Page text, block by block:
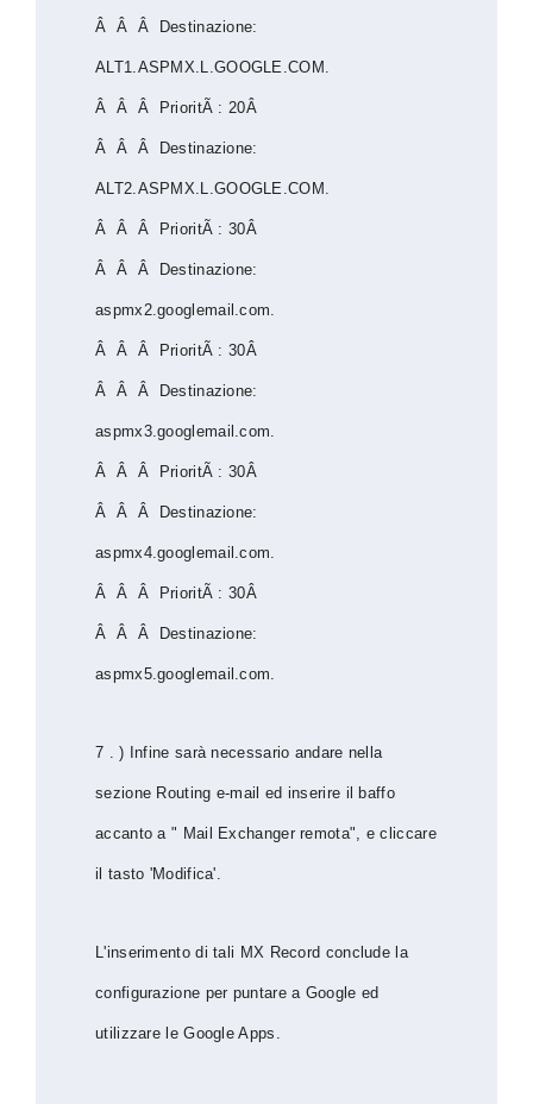
Â Â Â Destinazione:
ALT1.ASPMX.L.GOOGLE.COM.
Â Â Â PrioritÃ : 20Â
Â Â Â Destinazione:
ALT2.ASPMX.L.GOOGLE.COM.
Â Â Â PrioritÃ : 30Â
Â Â Â Destinazione:
aspmx2.googlemail.com.
Â Â Â PrioritÃ : 30Â
Â Â Â Destinazione:
aspmx3.googlemail.com.
Â Â Â PrioritÃ : 30Â
Â Â Â Destinazione:
aspmx4.googlemail.com.
Â Â Â PrioritÃ : 30Â
Â Â Â Destinazione:
aspmx5.googlemail.com.
7 . ) Infine sarà necessario andare nella
sezione Routing e-mail ed inserire il baffo
accanto a " Mail Exchanger remota", e cliccare
il tasto 'Modifica'.
L'inserimento di tali MX Record conclude la
configurazione per puntare a Google ed
utilizzare le Google Apps.